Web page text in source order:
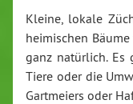
Kleine, lokale
heimischen
ganz natürlich. Es
Tiere oder die
Gartmeiers oder